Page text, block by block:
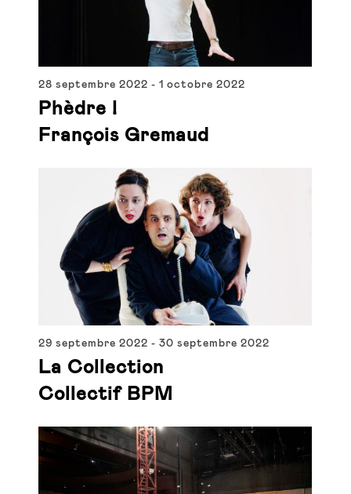
28 septembre 2022 -1 octobre 2022
Phèdre !
François Gremaud
29 septembre 2022 -30 septembre 2022
La Collection
Collectif BPM